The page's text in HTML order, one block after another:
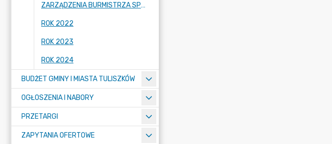
ZARZĄDZENIA BURMISTRZA SPRZED 2022 ROKU
ROK 2022
ROK 2023
ROK 2024
BUDŻET GMINY I MIASTA TULISZKÓW
OGŁOSZENIA I NABORY
PRZETARGI
ZAPYTANIA OFERTOWE